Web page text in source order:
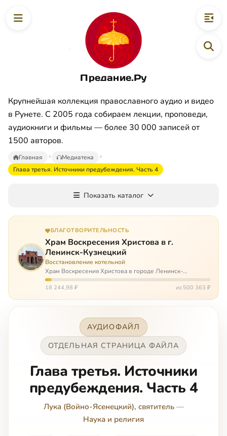
Предание.Ру
Крупнейшая коллекция православного аудио и видео
в Рунете. С 2005 года собираем лекции, проповеди,
аудиокниги и фильмы — более 30 000 записей от
1500 авторов.
Главная
Медиатека
Глава третья. Источники предубеждения. Часть 4
Показать каталог
БЛАГОТВОРИТЕЛЬНОСТЬ
Храм Воскресения Христова в г.
Ленинск-Кузнецкий
Восстановление котельной
Храм Воскресения Христова в городе Ленинск-
Кузнецкий в Кемеровской области – совсем новый, он
открылся всего 20 назад. И сейчас храм может вообще
18 244,98 ₽ из 500 363 ₽
АУДИОФАЙЛ
ОТДЕЛЬНАЯ СТРАНИЦА ФАЙЛА
Глава третья. Источники
предубеждения. Часть 4
Лука (Войно-Ясенецкий), святитель—
Наука и религия